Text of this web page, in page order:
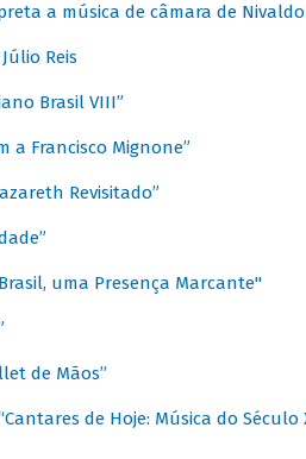
a música de câmara de
Reis
Brasil VIII”
a Francisco Mignone”
Revisitado”
uma Presença Marcante"
de Mãos”
de Hoje: Música do Século